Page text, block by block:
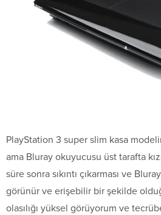
PlayStation 3 super slim kasa
ama Bluray okuyucusu üst tarafta
süre sonra sıkıntı çıkarması ve
görünür ve erişebilir bir şekilde
olasılığı yüksel görüyorum ve